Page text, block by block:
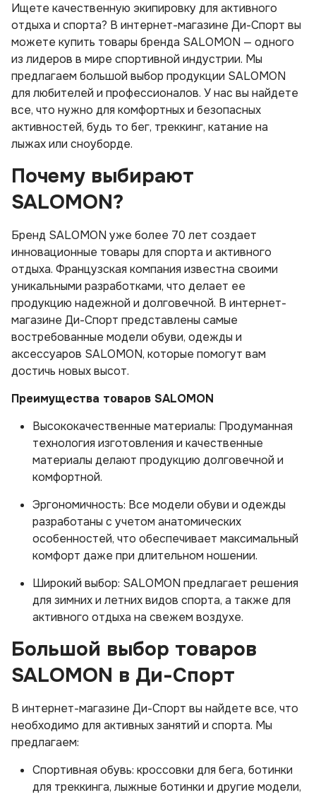
Ищете качественную экипировку для активного
отдыха и спорта? В интернет-магазине Ди-Спорт вы
можете купить товары бренда SALOMON — одного
из лидеров в мире спортивной индустрии. Мы
предлагаем большой выбор продукции SALOMON
для любителей и профессионалов. У нас вы найдете
все, что нужно для комфортных и безопасных
активностей, будь то бег, треккинг, катание на
лыжах или сноуборде.
Почему выбирают
SALOMON?
Бренд SALOMON уже более 70 лет создает
инновационные товары для спорта и активного
отдыха. Французская компания известна своими
уникальными разработками, что делает ее
продукцию надежной и долговечной. В интернет-
магазине Ди-Спорт представлены самые
востребованные модели обуви, одежды и
аксессуаров SALOMON, которые помогут вам
достичь новых высот.
Преимущества товаров SALOMON
Высококачественные материалы: Продуманная
технология изготовления и качественные
материалы делают продукцию долговечной и
комфортной.
Эргономичность: Все модели обуви и одежды
разработаны с учетом анатомических
особенностей, что обеспечивает максимальный
комфорт даже при длительном ношении.
Широкий выбор: SALOMON предлагает решения
для зимних и летних видов спорта, а также для
активного отдыха на свежем воздухе.
Большой выбор товаров
SALOMON в Ди-Спорт
В интернет-магазине Ди-Спорт вы найдете все, что
необходимо для активных занятий и спорта. Мы
предлагаем:
Спортивная обувь: кроссовки для бега, ботинки
для треккинга, лыжные ботинки и другие модели,